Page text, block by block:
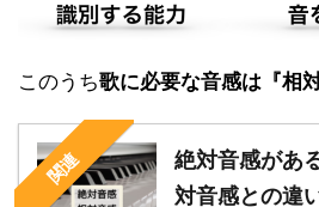
このうち歌に必要な音感は『相
関連
絶対音感があ
対音感との違